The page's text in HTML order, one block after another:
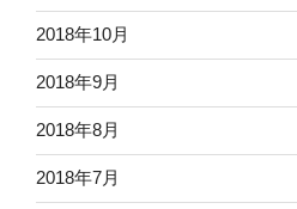
2018年10月
2018年9月
2018年8月
2018年7月